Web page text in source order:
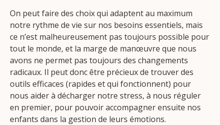
On peut faire des choix qui adaptent au maximum
notre rythme de vie sur nos besoins essentiels, mais
ce n’est malheureusement pas toujours possible pour
tout le monde, et la marge de manœuvre que nous
avons ne permet pas toujours des changements
radicaux. Il peut donc être précieux de trouver des
outils efficaces (rapides et qui fonctionnent) pour
nous aider à décharger notre stress, à nous réguler
en premier, pour pouvoir accompagner ensuite nos
enfants dans la gestion de leurs émotions.